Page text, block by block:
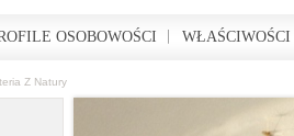
OSOBOWOŚCI
Z Natury